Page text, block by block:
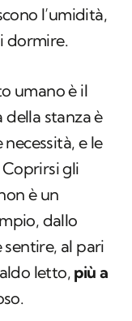
l’umidità,
dormire.
umano è il
stanza è
e le
gli
è un
dallo
al pari
letto, più a